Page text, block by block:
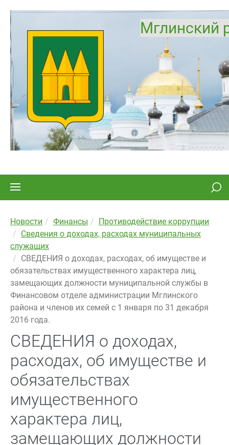
Мглинский
Новости Финансы
Противодействие коррупции
Сведения о доходах, расходах муниципальных
служащих
СВЕДЕНИЯ о доходах, расходах, об имуществе и
обязательствах имущественного характера лиц,
замещающих должности муниципальной службы в
Финансовом отделе администрации Мглинского
района и членов их семей с 1 января по 31 декабря
2016 года.
СВЕДЕНИЯ о доходах,
расходах, об имуществе и
обязательствах
имущественного
характера лиц,
замещающих должности